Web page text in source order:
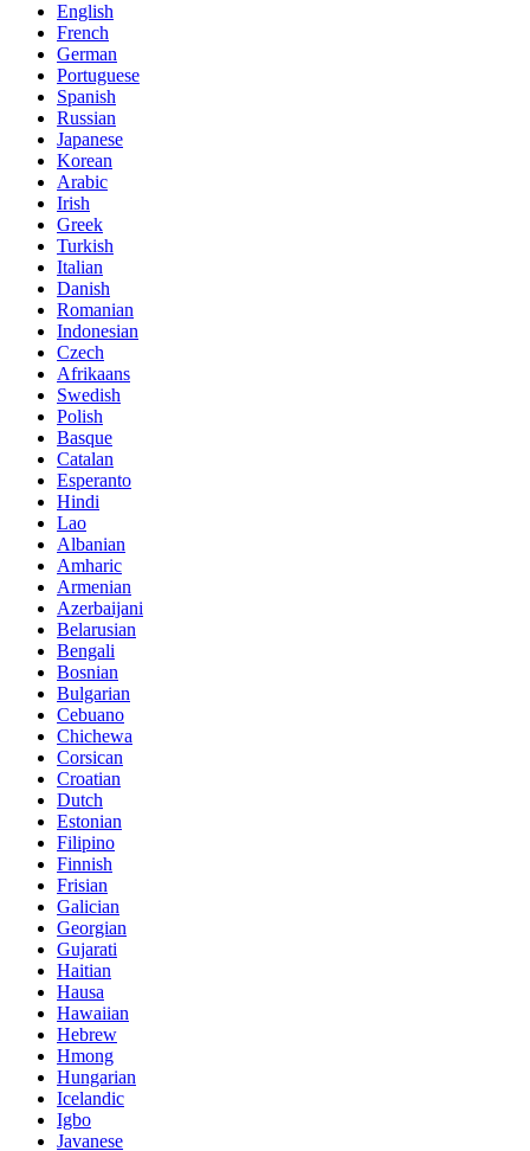
English
French
German
Portuguese
Spanish
Russian
Japanese
Korean
Arabic
Irish
Greek
Turkish
Italian
Danish
Romanian
Indonesian
Czech
Afrikaans
Swedish
Polish
Basque
Catalan
Esperanto
Hindi
Lao
Albanian
Amharic
Armenian
Azerbaijani
Belarusian
Bengali
Bosnian
Bulgarian
Cebuano
Chichewa
Corsican
Croatian
Dutch
Estonian
Filipino
Finnish
Frisian
Galician
Georgian
Gujarati
Haitian
Hausa
Hawaiian
Hebrew
Hmong
Hungarian
Icelandic
Igbo
Javanese